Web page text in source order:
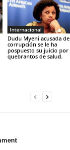
Internacional
Dudu Myeni acusada de
corrupción se le ha
pospuesto su juicio por
quebrantos de salud.